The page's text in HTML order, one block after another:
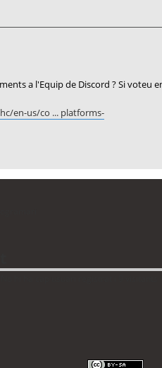
a l'Equip de Discord ? Si voteu
en-us/co ... platforms-